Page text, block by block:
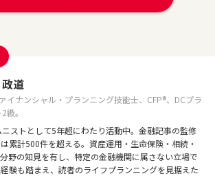
道
イナンシャル・プランニング技能士、CFP®、DCプラ
級。
ストとして5年超にわたり活動中。金融記事の監修
累計500件を超える。資産運用・生命保険・相続・
野の知見を有し、特定の金融機関に属さない立場で
験も踏まえ、読者のライフプランニングを見据えた